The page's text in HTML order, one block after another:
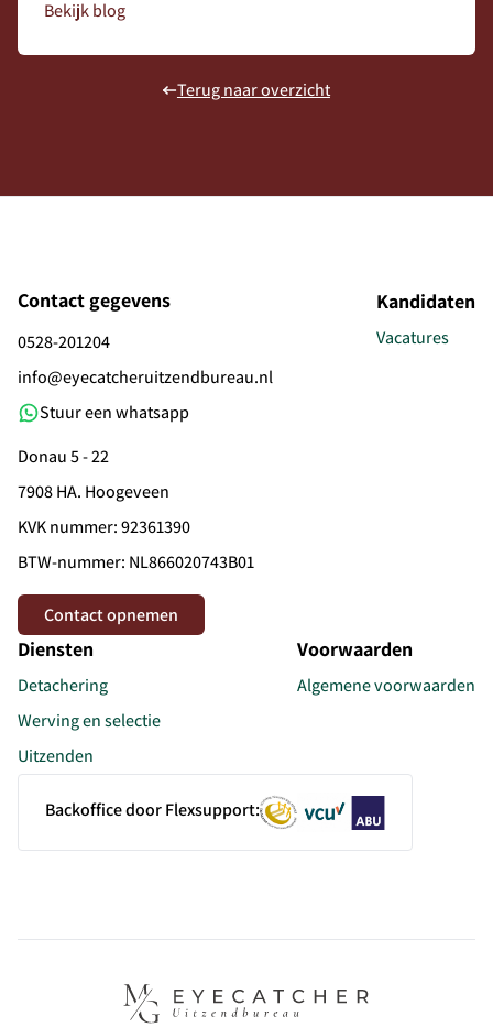
Bekijk blog
Terug naar overzicht
Contact gegevens
0528-201204
info@eyecatcheruitzendbureau.nl
Stuur een whatsapp
Donau 5 - 22
7908 HA. Hoogeveen
KVK nummer: 92361390
BTW-nummer: NL866020743B01
Contact opnemen
Kandidaten
Vacatures
Diensten
Detachering
Werving en selectie
Uitzenden
Voorwaarden
Algemene voorwaarden
Backoffice door Flexsupport: